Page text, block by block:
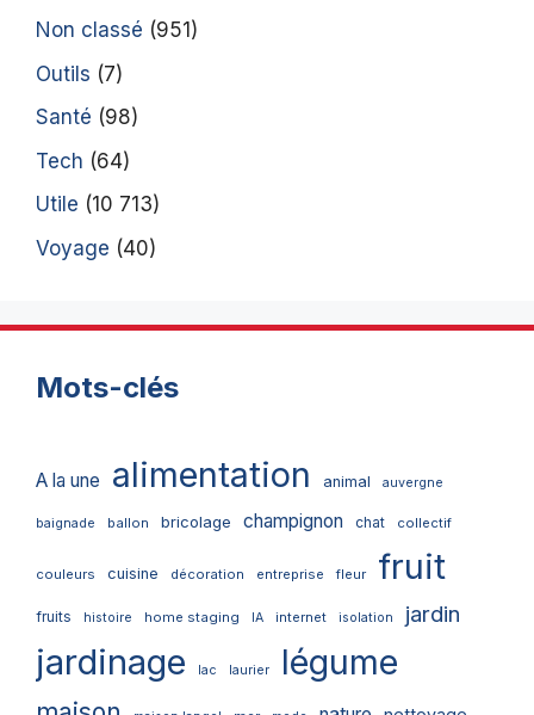
Non classé (951)
Outils (7)
Santé (98)
Tech (64)
Utile (10 713)
Voyage (40)
Mots-clés
A la une alimentation animal auvergne
baignade ballon bricolage champignon chat collectif
couleurs cuisine décoration entreprise fleur fruit
fruits histoire home staging IA internet isolation jardin
jardinage lac laurier légume